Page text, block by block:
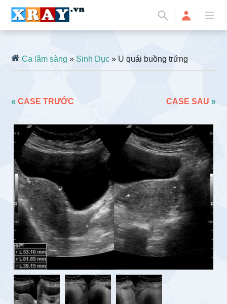
Ca lâm sàng »Sinh Dục » U quái buồng trứng
«CASE TRƯỚC CASE SAU »